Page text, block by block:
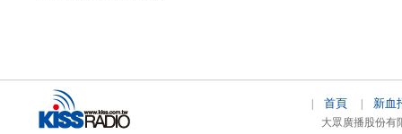
首頁 新血
大眾廣播股份有